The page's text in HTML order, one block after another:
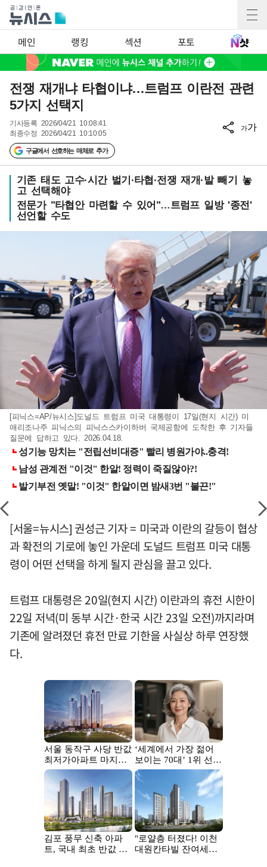
메인 랭킹 섹션 포토
전쟁 재개냐 타협이냐…트럼프 이란전 관련
5가지 선택지
기사등록 2026/04/21 10:08:41
최종수정 2026/04/21 10:10:05
구글에서 선호하는 매체로 추가
가가
기존 태도 고수·시간 벌기·타협·전쟁 재개·발 빼기 놓
고 선택해야
전문가 "타협안 마련할 수 있어"…트럼프 일방 '종전'
선언할 수도
[피닉스=AP/뉴시스]도널드 트럼프 미국 대통령이 17일(현지 시간) 미
애리조나주 피닉스의 피닉스스카이하버 국제공항에 도착한 후 기자들
질문에 답하고 있다. 2026.04.18.
[서울=뉴시스] 권성근 기자 = 미국과 이란의 갈등이 협상
과 확전의 기로에 놓인 가운데 도널드 트럼프 미국 대통
령이 어떤 선택을 하게 될지 관심을 끌고 있다.
트럼프 대통령은 20일(현지 시간) 이란과의 휴전 시한이
22일 저녁(미 동부 시간·한국 시간 23일 오전)까지라며
기존에 알려졌던 휴전 만료 기한을 사실상 하루 연장했
다.